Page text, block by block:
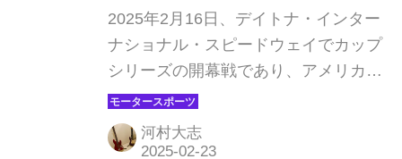
EV.R」プロトタイプを発
表
2025年2月16日、デイトナ・インター
ナショナル・スピードウェイでカップ
シリーズの開幕戦であり、アメリカン
レースの伝統であるデイトナ500が開
催された。シボレーはデイトナ500を
前に新しいコンセプトのプロトタイプ
河村大志